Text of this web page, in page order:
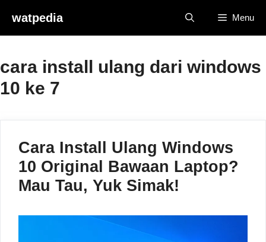
content
watpedia Menu
cara install ulang dari windows
10 ke 7
Cara Install Ulang Windows
10 Original Bawaan Laptop?
Mau Tau, Yuk Simak!